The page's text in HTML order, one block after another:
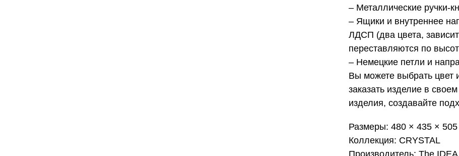
– Металлические ручки-
– Ящики и внутреннее
ЛДСП (два цвета,
переставляются по
– Немецкие петли и
Вы можете выбрать цвет
заказать изделие в
изделия, создавайте
Размеры: 480 × 435 ×
Коллекция: CRYSTAL